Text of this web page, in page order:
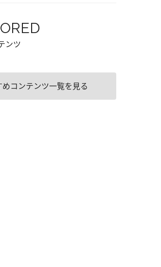
ンツ
めコンテンツ一覧を見る